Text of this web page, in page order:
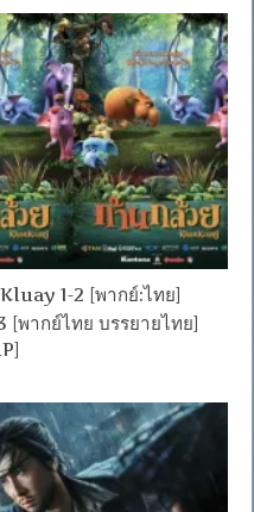
1-2 [พากย์:ไทย]
[พากย์ไทย บรรยายไทย]